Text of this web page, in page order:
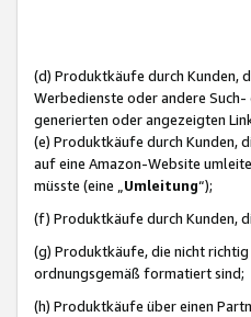
(d) Produktkäufe durch Kunden,
Werbedienste oder andere
generierten oder angezeigten
(e) Produktkäufe durch Kunden,
auf eine Amazon-Website
müsste (eine „ Umleitung“);
(f) Produktkäufe durch Kunden,
(g) Produktkäufe, die nicht
ordnungsgemäß formatiert sind;
(h) Produktkäufe über einen